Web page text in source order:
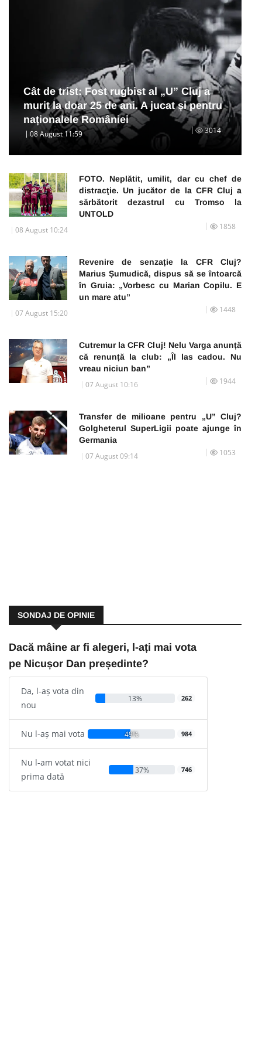
Cât de trist: Fost rugbist al „U” Cluj a
murit la doar 25 de ani. A jucat și pentru
naționalele României
08 August 11:59 3014
FOTO. Neplătit, umilit, dar cu chef de
distracţie. Un jucător de la CFR Cluj a
sărbătorit dezastrul cu Tromso la
UNTOLD
08 August 10:24 1858
Revenire de senzație la CFR Cluj?
Marius Șumudică, dispus să se întoarcă
în Gruia: „Vorbesc cu Marian Copilu. E
un mare atu”
07 August 15:20 1448
Cutremur la CFR Cluj! Nelu Varga anunță
că renunță la club: „Îl las cadou. Nu
vreau niciun ban”
07 August 10:16 1944
Transfer de milioane pentru „U” Cluj?
Golgheterul SuperLigii poate ajunge în
Germania
07 August 09:14 1053
SONDAJ DE OPINIE
Dacă mâine ar fi alegeri, l-ați mai vota
pe Nicușor Dan președinte?
Da, l-aș vota din
nou
13% 262
Nu l-aș mai vota 49% 984
Nu l-am votat nici
prima dată
37% 746